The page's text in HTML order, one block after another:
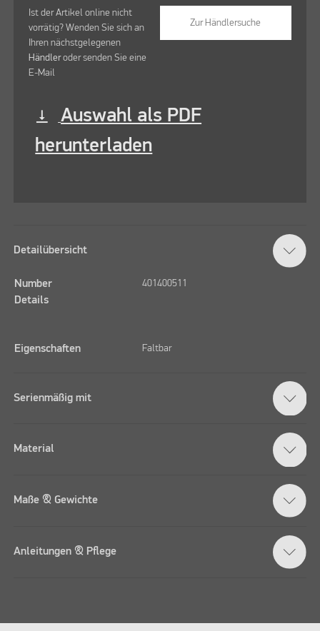
Ist der Artikel online nicht
vorrätig? Wenden Sie sich an
Ihren nächstgelegenen
Händleroder senden Sie eine
E-Mail
Zur Händlersuche
vertical_align_bottom
Auswahl als PDF
herunterladen
Detailübersicht
Number 401400511
Details
Eigenschaften Faltbar
Serienmäßig mit
Material
Maße & Gewichte
Anleitungen & Pflege